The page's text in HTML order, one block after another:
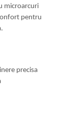
microarcuri
pentru
precisa